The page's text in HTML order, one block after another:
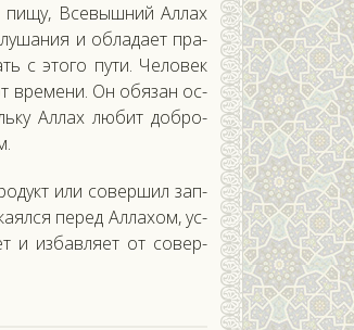
пи­щу, Все­выш­ний Ал­лах
и об­ла­да­ет пра­
с это­го пу­ти. Че­ловек
вре­мени. Он обя­зан ос­
Ал­лах лю­бит доб­ро­
или со­вер­шил зап­
пе­ред Ал­ла­хом, ус­
и из­бавля­ет от со­вер­